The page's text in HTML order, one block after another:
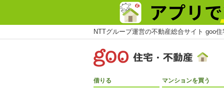
NTTグループ運営の不動産総合サイト goo
借りる マンションを買う